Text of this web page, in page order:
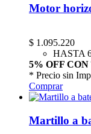
Motor
$ 1.095.220
HASTA
5% OFF
* Precio sin
Comprar
Martillo a